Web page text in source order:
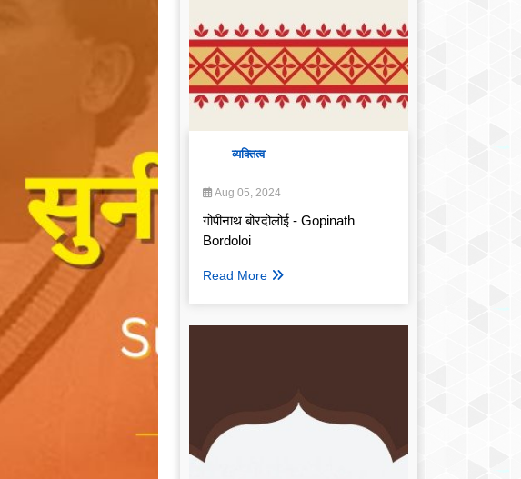
व्यक्तित्व
Aug 05, 2024
गोपीनाथ बोरदोलोई - Gopinath
Bordoloi
Read More